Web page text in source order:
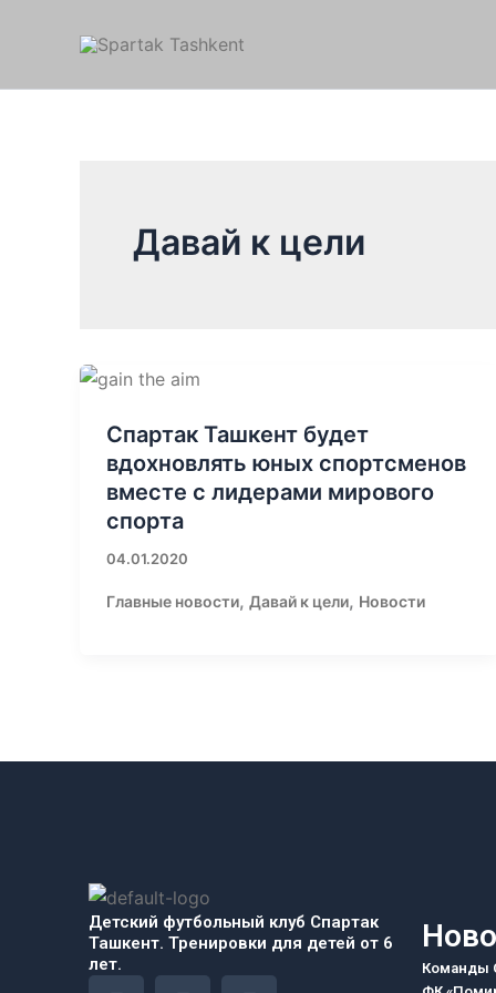
Давай к цели
Спартак Ташкент будет
вдохновлять юных спортсменов
вместе с лидерами мирового
спорта
04.01.2020
Главные новости, Давай к цели, Новости
Детский футбольный клуб Спартак
Ташкент. Тренировки для детей от 6
лет.
Команды